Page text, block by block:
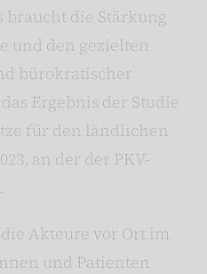
braucht die Stärkung
und den gezielten
bürokratischer
Ergebnis der Studie
für den ländlichen
an der der PKV-
die Akteure vor Ort im
und Patienten